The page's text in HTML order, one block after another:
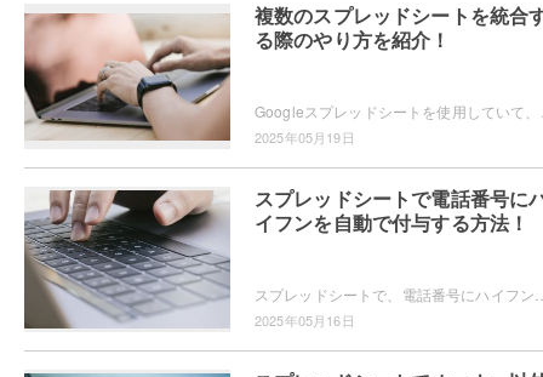
複数のスプレッドシートを統合
る際のやり方を紹介！
2025年05月19日
スプレッドシートで電話番号に
イフンを自動で付与する方法！
2025年05月16日